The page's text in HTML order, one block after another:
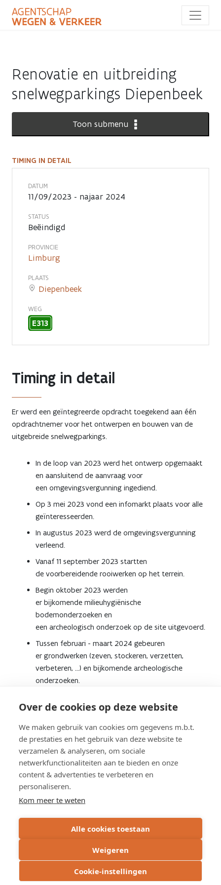
Over de cookies op deze website
We maken gebruik van cookies om gegevens m.b.t.
de prestaties en het gebruik van deze website te
verzamelen & analyseren, om sociale
netwerkfunctionaliteiten aan te bieden en onze
content & advertenties te verbeteren en
personaliseren.
Kom meer te weten
Alle cookies toestaan
Weigeren
Cookie-instellingen
naar
Renovatie en uitbreiding
snelwegparkings Diepenbeek
Toon submenu
Timing
detail
TIMING IN DETAIL
DATUM
11/09/2023 - najaar 2024
STATUS
Beëindigd
PROVINCIE
Limburg
PLAATS
Diepenbeek
WEG
E313
Timing in detail
Er werd een geïntegreerde opdracht toegekend aan één
opdrachtnemer voor het ontwerpen en bouwen van de
uitgebreide snelwegparkings.
In de loop van 2023 werd het ontwerp opgemaakt
en aansluitend de aanvraag voor
een omgevingsvergunning ingediend.
Op 3 mei 2023 vond een infomarkt plaats voor alle
geïnteresseerden.
In augustus 2023 werd de omgevingsvergunning
verleend.
Vanaf 11 september 2023 startten
de voorbereidende rooiwerken op het terrein.
Begin oktober 2023 werden
er bijkomende milieuhygiënische
bodemonderzoeken en
een archeologisch onderzoek op de site uitgevoerd.
Tussen februari - maart 2024 gebeuren
er grondwerken (zeven, stockeren, verzetten,
verbeteren, …) en bijkomende archeologische
onderzoeken.
onderzoeksresultaten -
zullen bij goede condities ca. 8 maanden duren.
Schrijf u in op de nieuwsbrief
Subscribe